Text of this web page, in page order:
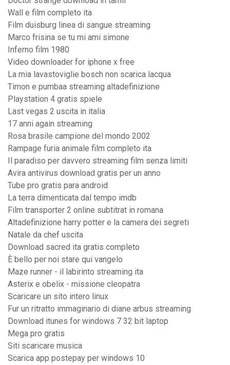
Wall e film completo ita
Film duisburg linea di sangue streaming
Marco frisina se tu mi ami simone
Inferno film 1980
Video downloader for iphone x free
La mia lavastoviglie bosch non scarica lacqua
Timon e pumbaa streaming altadefinizione
Playstation 4 gratis spiele
Last vegas 2 uscita in italia
17 anni again streaming
Rosa brasile campione del mondo 2002
Rampage furia animale film completo ita
Il paradiso per davvero streaming film senza limiti
Avira antivirus download gratis per un anno
Tube pro gratis para android
La terra dimenticata dal tempo imdb
Film transporter 2 online subtitrat in romana
Altadefinizione harry potter e la camera dei segreti
Natale da chef uscita
Download sacred ita gratis completo
È bello per noi stare qui vangelo
Maze runner - il labirinto streaming ita
Asterix e obelix - missione cleopatra
Scaricare un sito intero linux
Fur un ritratto immaginario di diane arbus streaming
Download itunes for windows 7 32 bit laptop
Mega pro gratis
Siti scaricare musica
Scarica app postepay per windows 10